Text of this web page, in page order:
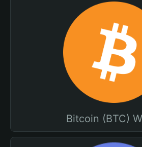
Bitcoin (BTC)